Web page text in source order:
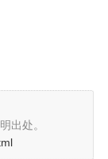
出处。